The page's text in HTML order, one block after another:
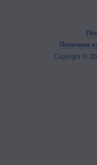
Политика
Copyright ©